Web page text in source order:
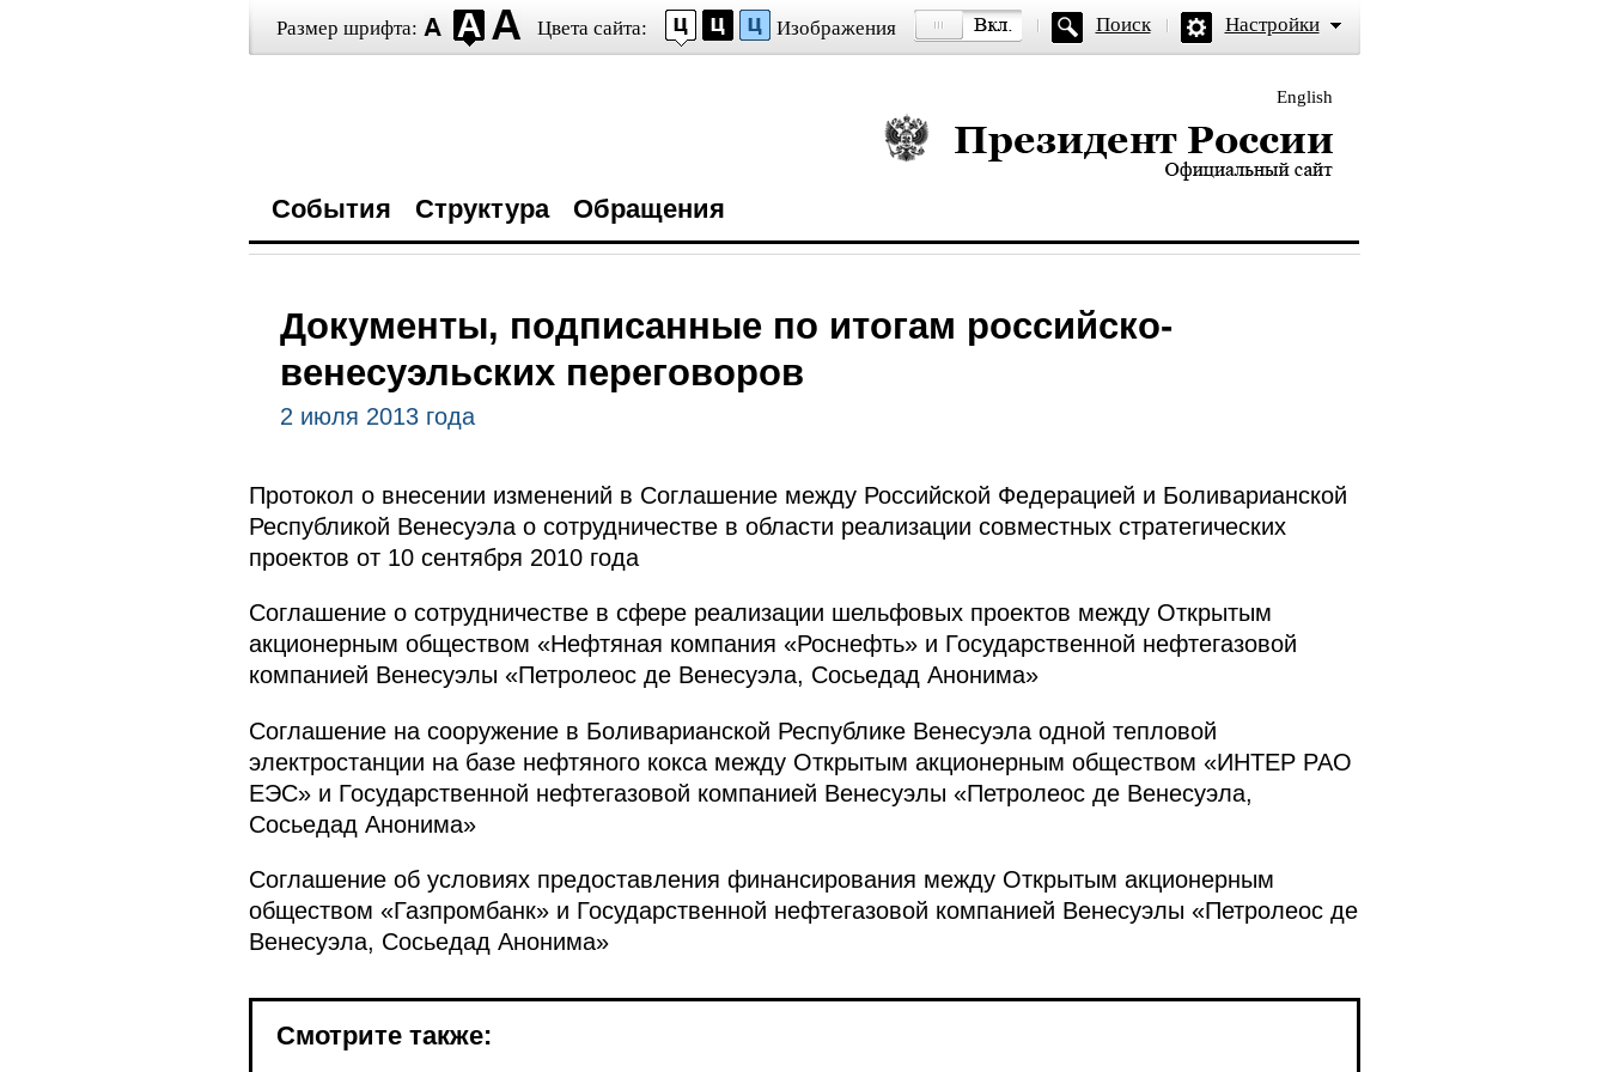
Размер шрифта: Цвета сайта: Изображения Поиск Настройки
English
Президент России — официальный сайт
События Структура Обращения
Документы, подписанные по итогам российско-
венесуэльских переговоров
2 июля 2013 года
Протокол о внесении изменений в Соглашение между Российской Федерацией и Боливарианской
Республикой Венесуэла о сотрудничестве в области реализации совместных стратегических
проектов от 10 сентября 2010 года
Соглашение о сотрудничестве в сфере реализации шельфовых проектов между Открытым
акционерным обществом «Нефтяная компания «Роснефть» и Государственной нефтегазовой
компанией Венесуэлы «Петролеос де Венесуэла, Сосьедад Анонима»
Соглашение на сооружение в Боливарианской Республике Венесуэла одной тепловой
электростанции на базе нефтяного кокса между Открытым акционерным обществом «ИНТЕР РАО
ЕЭС» и Государственной нефтегазовой компанией Венесуэлы «Петролеос де Венесуэла,
Сосьедад Анонима»
Соглашение об условиях предоставления финансирования между Открытым акционерным
обществом «Газпромбанк» и Государственной нефтегазовой компанией Венесуэлы «Петролеос де
Венесуэла, Сосьедад Анонима»
Смотрите также: